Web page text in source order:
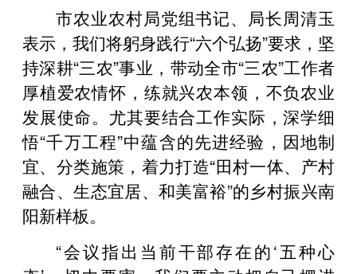
市农业农村局党组书记、局长周清玉
表示，我们将躬身践行“六个弘扬”要求，坚
持深耕“三农”事业，带动全市“三农”工作者
厚植爱农情怀，练就兴农本领，不负农业
发展使命。尤其要结合工作实际，深学细
悟“千万工程”中蕴含的先进经验，因地制
宜、分类施策，着力打造“田村一体、产村
融合、生态宜居、和美富裕”的乡村振兴南
阳新样板。
“会议指出当前干部存在的‘五种心